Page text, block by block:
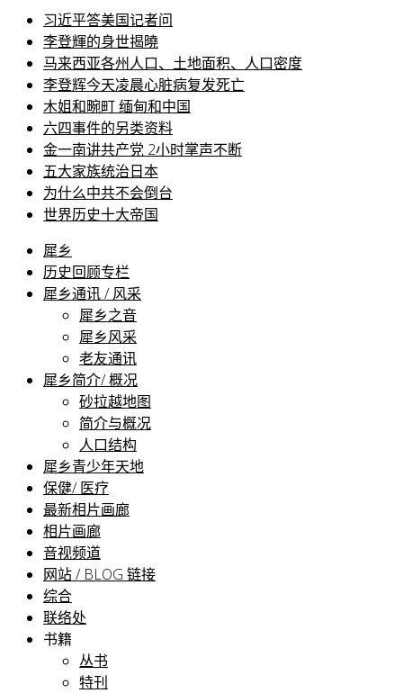
习近平答美国记者问
李登輝的身世揭曉
马来西亚各州人口、土地面积、人口密度
李登辉今天凌晨心脏病复发死亡
木姐和畹町 缅甸和中国
六四事件的另类资料
金一南讲共产党 2小时掌声不断
五大家族统治日本
为什么中共不会倒台
世界历史十大帝国
犀乡
历史回顾专栏
犀乡通讯 / 风采
犀乡之音
犀乡风采
老友通讯
犀乡简介/ 概况
砂拉越地图
简介与概况
人口结构
犀乡青少年天地
保健/ 医疗
最新相片画廊
相片画廊
音视频道
网站 / BLOG 链接
综合
联络处
书籍
丛书
特刊